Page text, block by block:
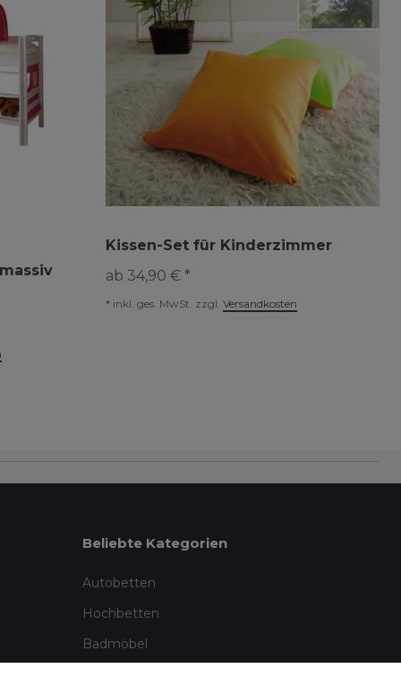
Kissen-Set für Kinderzimmer
ab 34,90 € *
* inkl. ges. MwSt. zzgl. Versandkosten
Beliebte Kategorien
Autobetten
Hochbetten
Badmöbel